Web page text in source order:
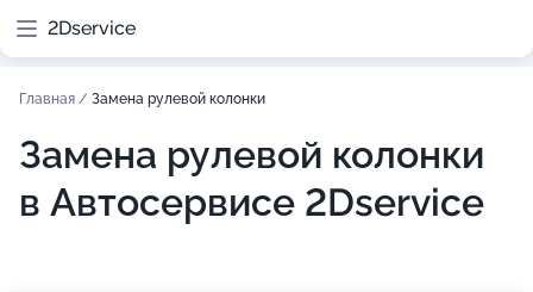
2Dservice
Главная / Замена рулевой колонки
Замена рулевой колонки
в Автосервисе 2Dservice